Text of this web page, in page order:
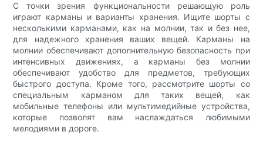
С точки зрения функциональности решающую роль
играют карманы и варианты хранения. Ищите шорты с
несколькими карманами, как на молнии, так и без нее,
для надежного хранения ваших вещей. Карманы на
молнии обеспечивают дополнительную безопасность при
интенсивных движениях, а карманы без молнии
обеспечивают удобство для предметов, требующих
быстрого доступа. Кроме того, рассмотрите шорты со
специальным карманом для таких вещей, как
мобильные телефоны или мультимедийные устройства,
которые позволят вам наслаждаться любимыми
мелодиями в дороге.